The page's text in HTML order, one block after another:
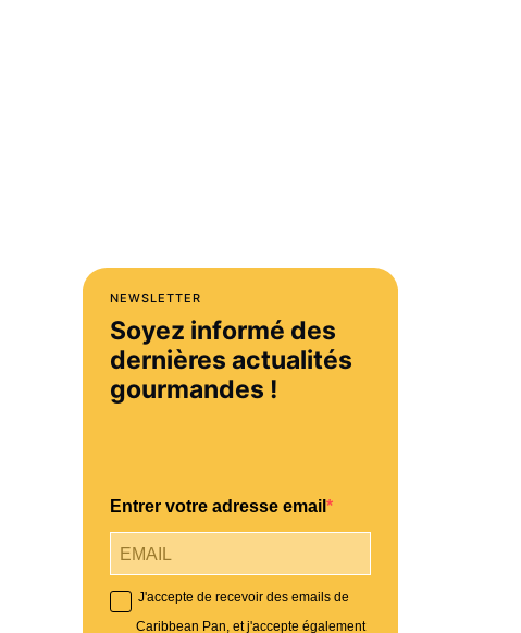
NEWSLETTER
Soyez informé des
dernières actualités
gourmandes !
Entrer votre adresse email
J'accepte de recevoir des emails de
Caribbean Pan, et j'accepte également